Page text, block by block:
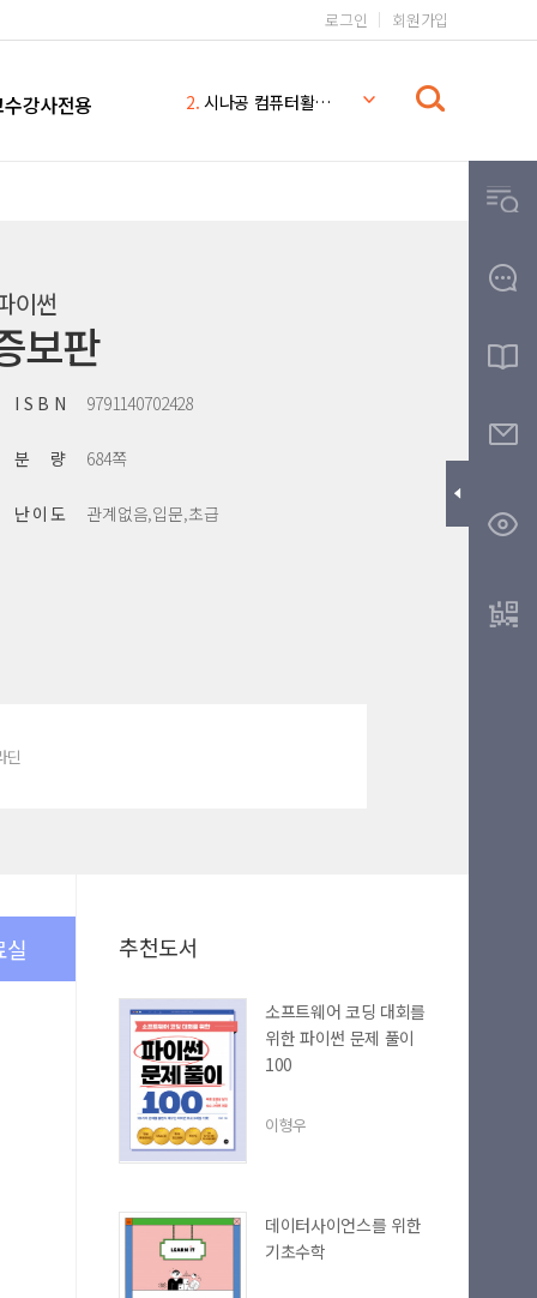
로그인 회원가입
수강사전용
3. 일본어 무작정 따라하기
이썬
보판
I S B N 9791140702428
분 량 684쪽
난 이 도 관계없음,입문,초급
딘
실 추천도서
소프트웨어 코딩 대회를
위한 파이썬 문제 풀이
100
이형우
데이터사이언스를 위한
기초수학